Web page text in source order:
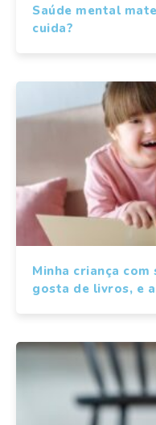
Saúde mental
cuida?
Minha criança
gosta de livros, e